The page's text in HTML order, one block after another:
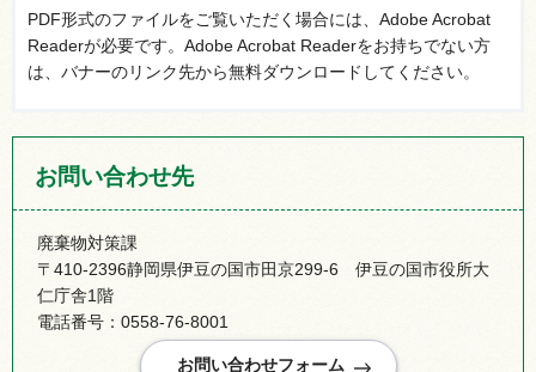
PDF形式のファイルをご覧いただく場合には、Adobe Acrobat
Readerが必要です。Adobe Acrobat Readerをお持ちでない方
は、バナーのリンク先から無料ダウンロードしてください。
お問い合わせ先
廃棄物対策課
〒410-2396静岡県伊豆の国市田京299-6 伊豆の国市役所大
仁庁舎1階
電話番号：0558-76-8001